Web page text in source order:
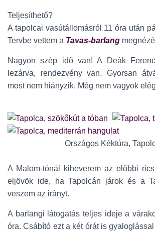
Teljesíthető?
A tapolcai vasútállomásról 11 óra után
Tervbe vettem a Tavas-barlang
Nagyon szép idő van! A Deák
lezárva, rendezvény van. Gyorsan
most nem hiányzik. Még nem vagyok
Országos Kéktúra,
A Malom-tónál kiheverem az előbbi
eljövök ide, ha Tapolcán járok és a
veszem az irányt.
A barlangi látogatás teljes ideje a
óra. Csábító ezt a két órát is